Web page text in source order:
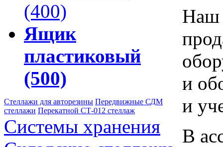
(400)
Ящик
пластиковый
(500)
Стеллажи для авторезины Передвижные СДМ
стеллажи Перекатной СТ-012 стеллаж
Системы хранения
Наш
и
и
В